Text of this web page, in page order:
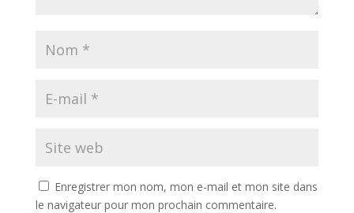
Enregistrer mon nom, mon e-mail et mon site dans
le navigateur pour mon prochain commentaire.